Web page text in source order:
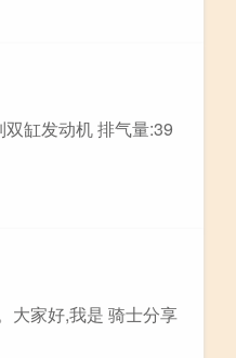
缸发动机 排气量:39
大家好,我是 骑士分享